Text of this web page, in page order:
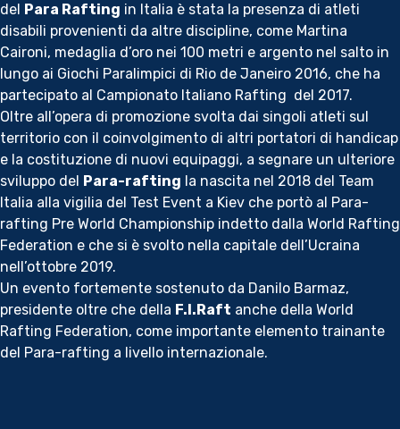
del Para Rafting in Italia è stata la presenza di atleti
disabili provenienti da altre discipline, come Martina
Caironi, medaglia d’oro nei 100 metri e argento nel salto in
lungo ai Giochi Paralimpici di Rio de Janeiro 2016, che ha
partecipato al Campionato Italiano Rafting del 2017.
Oltre all’opera di promozione svolta dai singoli atleti sul
territorio con il coinvolgimento di altri portatori di handicap
e la costituzione di nuovi equipaggi, a segnare un ulteriore
sviluppo del Para-rafting la nascita nel 2018 del Team
Italia alla vigilia del Test Event a Kiev che portò al Para-
rafting Pre World Championship indetto dalla World Rafting
Federation e che si è svolto nella capitale dell’Ucraina
nell’ottobre 2019.
Un evento fortemente sostenuto da Danilo Barmaz,
presidente oltre che della F.I.Raft anche della World
Rafting Federation, come importante elemento trainante
del Para-rafting a livello internazionale.